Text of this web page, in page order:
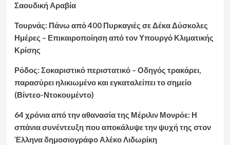
Σαουδική Αραβία
Τουρνάς: Πάνω από 400 Πυρκαγιές σε Δέκα Δύσκολες
Ημέρες – Επικαιροποίηση από τον Υπουργό Κλιματικής
Κρίσης
Ρόδος: Σοκαριστικό περιστατικό – Οδηγός τρακάρει,
παρασύρει ηλικιωμένο και εγκαταλείπει το σημείο
(Βίντεο-Ντοκουμέντο)
64 χρόνια από την αθανασία της Μέριλιν Μονρόε: Η
σπάνια συνέντευξη που αποκάλυψε την ψυχή της στον
Έλληνα δημοσιογράφο Αλέκο Λιδωρίκη